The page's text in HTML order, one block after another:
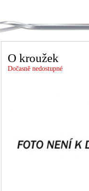
O kroužek
Dočasně nedostupné